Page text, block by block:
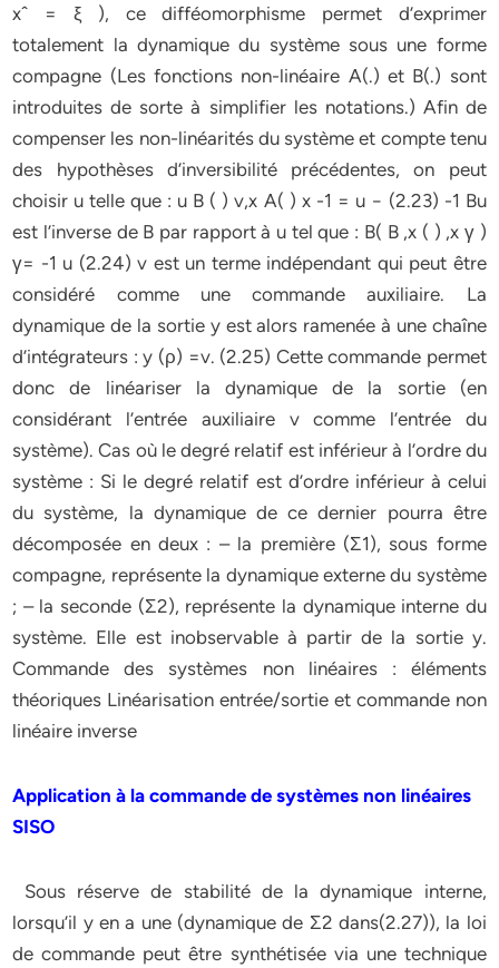
xˆ = ξ ), ce difféomorphisme permet d’exprimer
totalement la dynamique du système sous une forme
compagne (Les fonctions non-linéaire A(.) et B(.) sont
introduites de sorte à simplifier les notations.) Afin de
compenser les non-linéarités du système et compte tenu
des hypothèses d’inversibilité précédentes, on peut
choisir u telle que : u B ( ) v,x A( ) x -1 = u − (2.23) -1 Bu
est l’inverse de B par rapport à u tel que : B( B ,x ( ) ,x γ )
γ= -1 u (2.24) v est un terme indépendant qui peut être
considéré comme une commande auxiliaire. La
dynamique de la sortie y est alors ramenée à une chaîne
d’intégrateurs : y (ρ) =v. (2.25) Cette commande permet
donc de linéariser la dynamique de la sortie (en
considérant l’entrée auxiliaire v comme l’entrée du
système). Cas où le degré relatif est inférieur à l’ordre du
système : Si le degré relatif est d’ordre inférieur à celui
du système, la dynamique de ce dernier pourra être
décomposée en deux : – la première (Σ1), sous forme
compagne, représente la dynamique externe du système
; – la seconde (Σ2), représente la dynamique interne du
système. Elle est inobservable à partir de la sortie y.
Commande des systèmes non linéaires : éléments
théoriques Linéarisation entrée/sortie et commande non
linéaire inverse
Application à la commande de systèmes non linéaires
SISO
Sous réserve de stabilité de la dynamique interne,
lorsqu’il y en a une (dynamique de Σ2 dans(2.27)), la loi
de commande peut être synthétisée via une technique